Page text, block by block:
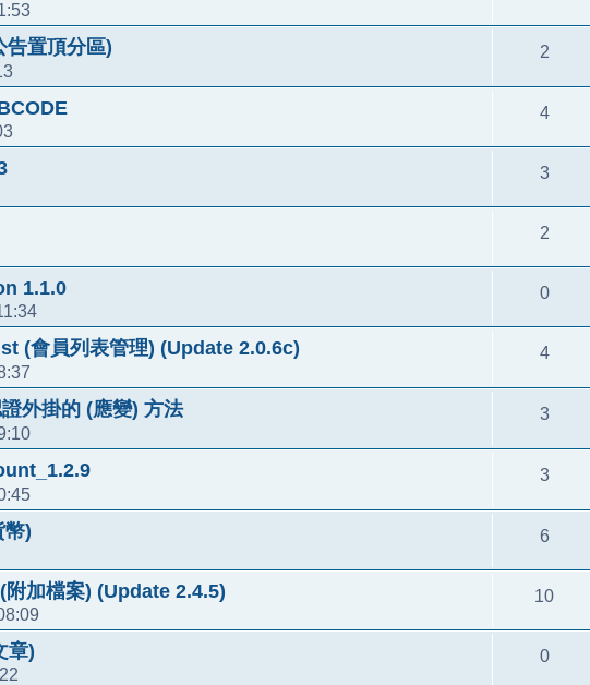
置頂分區) 2
4
3
2
1.1.0 0
(會員列表管理) (Update 2.0.6c) 4
外掛的 (應變) 方法 3
3
) 6
加檔案) (Update 2.4.5) 10
章) 0